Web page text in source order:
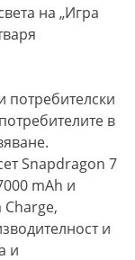
на „Игра
потребителски
в
Snapdragon 7
mAh и
и
и